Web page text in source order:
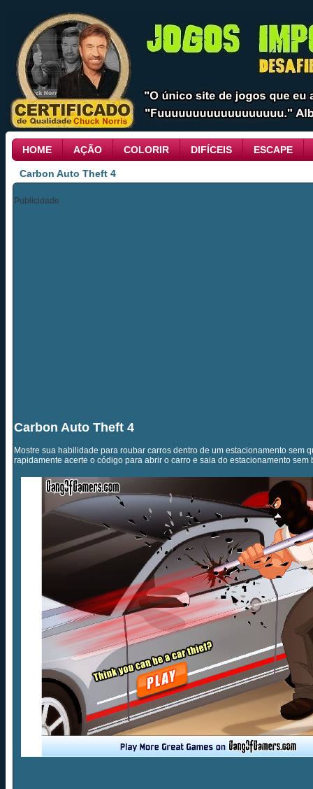
HOME AÇÃO COLORIR DIFÍCEIS ESCAPE
Carbon Auto Theft 4
Publicidade
Carbon Auto Theft 4
Mostre sua habilidade para roubar carros dentro de um estacionamento sem
rapidamente acerte o código para abrir o carro e saia do estacionamento sem